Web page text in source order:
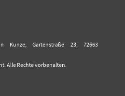
Kunze, Gartenstraße 23, 72663
Alle Rechte vorbehalten.